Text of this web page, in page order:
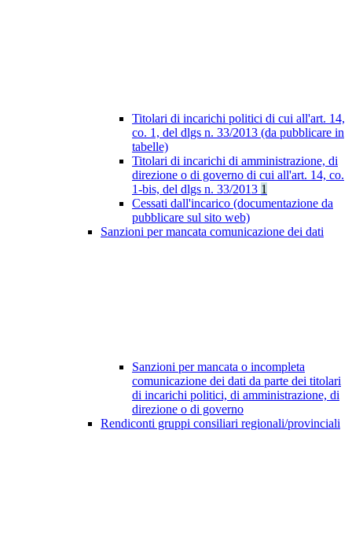
Titolari di incarichi politici di cui all'art. 14,
co. 1, del dlgs n. 33/2013 (da pubblicare in
tabelle)
Titolari di incarichi di amministrazione, di
direzione o di governo di cui all'art. 14, co.
1-bis, del dlgs n. 33/2013 1
Cessati dall'incarico (documentazione da
pubblicare sul sito web)
Sanzioni per mancata comunicazione dei dati
Sanzioni per mancata o incompleta
comunicazione dei dati da parte dei titolari
di incarichi politici, di amministrazione, di
direzione o di governo
Rendiconti gruppi consiliari regionali/provinciali